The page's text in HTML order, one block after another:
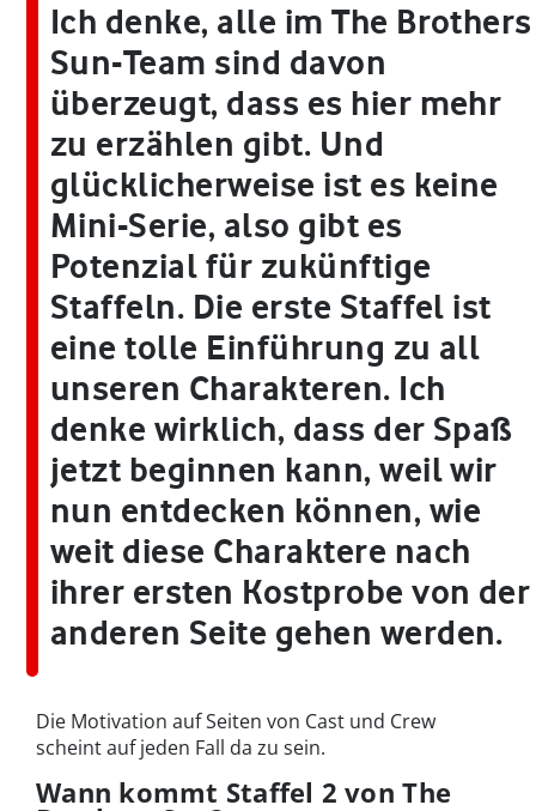
Ich denke, alle im The Brothers
Sun-Team sind davon
überzeugt, dass es hier mehr
zu erzählen gibt. Und
glücklicherweise ist es keine
Mini-Serie, also gibt es
Potenzial für zukünftige
Staffeln. Die erste Staffel ist
eine tolle Einführung zu all
unseren Charakteren. Ich
denke wirklich, dass der Spaß
jetzt beginnen kann, weil wir
nun entdecken können, wie
weit diese Charaktere nach
ihrer ersten Kostprobe von der
anderen Seite gehen werden.
Die Motivation auf Seiten von Cast und Crew
scheint auf jeden Fall da zu sein.
Wann kommt Staffel 2 von The